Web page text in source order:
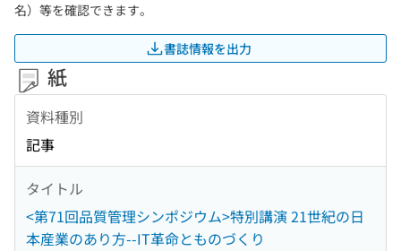
名）等を確認できます。
書誌情報を出力
紙
資料種別
記事
タイトル
<第71回品質管理シンポジウム>特別講演 21世紀の日
本産業のあり方--IT革命とものづくり